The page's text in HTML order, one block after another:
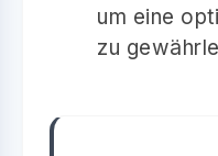
um eine
zu